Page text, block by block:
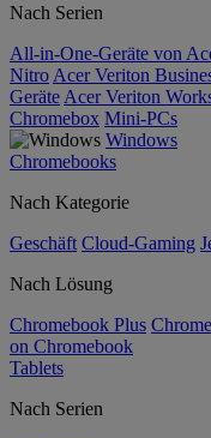
Nach Serien
All-in-One-Geräte von
Nitro Acer Veriton
Geräte Acer Veriton
Chromebox Mini-PCs
Windows
Chromebooks
Nach Kategorie
Geschäft Cloud-Gaming
Nach Lösung
Chromebook Plus
on Chromebook
Tablets
Nach Serien